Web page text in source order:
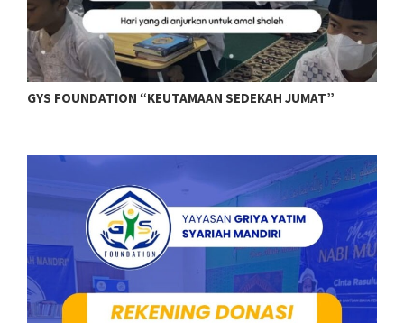
GYS FOUNDATION “KEUTAMAAN SEDEKAH JUMAT”